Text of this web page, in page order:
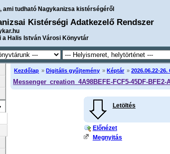
ami tudható Nagykanizsa kistérségéről
Kistérségi Adatkezelő Rendszer
a Halis István Városi Könyvtár
Kezdőlap » Digitális gyűjtemény » Képtár »2026.06.22-
Messenger_creation_4A98BEFE-FCF5-45DF-BFE2-
Letöltés
Előnézet
Megnyitás